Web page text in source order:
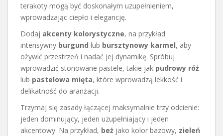
terakoty mogą być doskonałym uzupełnieniem,
wprowadzając ciepło i elegancję.
Dodaj akcenty kolorystyczne, na przykład
intensywny burgund lub bursztynowy karmel, aby
ożywić przestrzeń i nadać jej dynamikę. Spróbuj
wprowadzić stonowane pastele, takie jak pudrowy róż
lub pastelowa mięta, które wprowadzą lekkość i
delikatność do aranżacji.
Trzymaj się zasady łączącej maksymalnie trzy odcienie:
jeden dominujący, jeden uzupełniający i jeden
akcentowy. Na przykład, beż jako kolor bazowy, zieleń